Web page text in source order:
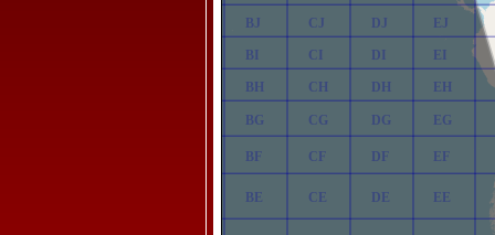
BE
BF
BG
BH
BI
BJ
CE
CF
CG
CH
CI
CJ
DE
DF
DG
DH
DI
DJ
EE
EF
EG
EH
EI
EJ